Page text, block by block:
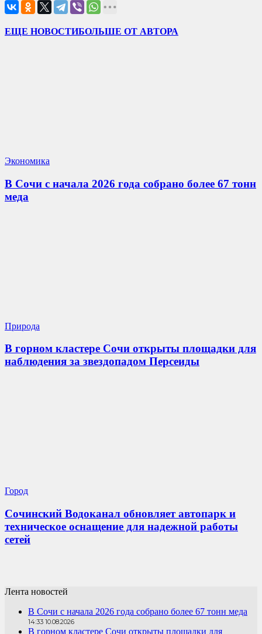
ЕЩЕ НОВОСТИБОЛЬШЕ ОТ АВТОРА
Экономика
В Сочи с начала 2026 года собрано более 67 тонн
меда
Природа
В горном кластере Сочи открыты площадки для
наблюдения за звездопадом Персеиды
Город
Сочинский Водоканал обновляет автопарк и
техническое оснащение для надежной работы
сетей
Лента новостей
В Сочи с начала 2026 года собрано более 67 тонн меда
14:33 10.08.2026
В горном кластере Сочи открыты площадки для